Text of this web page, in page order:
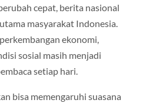
cepat, berita nasional
masyarakat Indonesia.
ekonomi,
sosial masih menjadi
setiap hari.
bisa memengaruhi suasana